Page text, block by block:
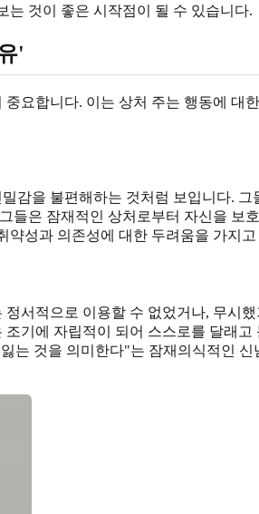
는 것이 좋은 시작점이 될 수 있습니다.
'
요합니다. 이는 상처 주는 행동에
감을 불편해하는 것처럼 보입니다.
은 잠재적인 상처로부터 자신을 보
약성과 의존성에 대한 두려움을 가지
서적으로 이용할 수 없었거나, 무시
기에 자립적이 되어 스스로를 달래
것을 의미한다"는 잠재의식적인